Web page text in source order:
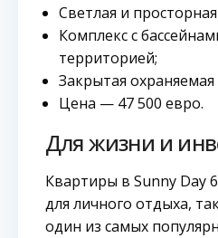
Светлая и
Комплекс с
территорией;
Закрытая
Цена — 47 500 евро.
Для жизни и
Квартиры в Sunny Day
для личного отдыха,
один из самых